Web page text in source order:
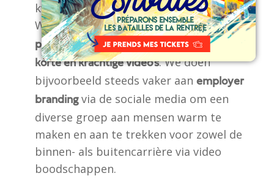
kwaliteit gaan dus hand in hand.
We bereiken eensteeds diverser en jonger
publiek bijvoorbeeld door meer gebruik van
korte en krachtige video’s. We doen
bijvoorbeeld steeds vaker aan employer
brandingvia de sociale media om een
diverse groep aan mensen warm te
maken en aan te trekken voor zowel de
binnen- als buitencarrière via video
boodschappen.